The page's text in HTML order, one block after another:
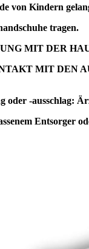
von Kindern
tragen.
MIT DER
MIT DEN
oder -ausschlag:
Entsorger